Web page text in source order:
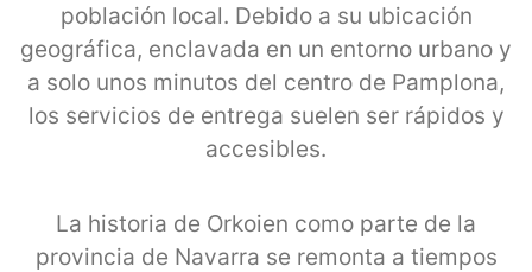
población local. Debido a su ubicación
geográfica, enclavada en un entorno urbano y
a solo unos minutos del centro de Pamplona,
los servicios de entrega suelen ser rápidos y
accesibles.
La historia de Orkoien como parte de la
provincia de Navarra se remonta a tiempos